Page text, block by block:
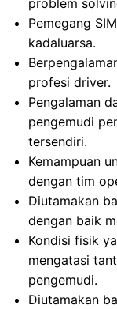
problem
Pemegang
kadaluarsa.
profesi driver.
Pengalaman
pengemudi
tersendiri.
Kemampuan
dengan tim
Diutamakan
dengan baik
Kondisi fisik
mengatasi
pengemudi.
Diutamakan